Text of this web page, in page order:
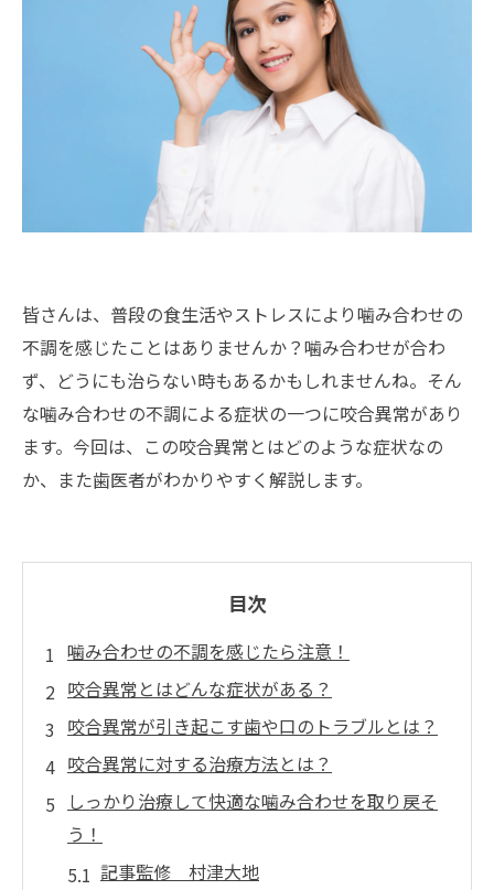
皆さんは、普段の食生活やストレスにより噛み合わせの
不調を感じたことはありませんか？噛み合わせが合わ
ず、どうにも治らない時もあるかもしれませんね。そん
な噛み合わせの不調による症状の一つに咬合異常があり
ます。今回は、この咬合異常とはどのような症状なの
か、また歯医者がわかりやすく解説します。
目次
噛み合わせの不調を感じたら注意！
咬合異常とはどんな症状がある？
咬合異常が引き起こす歯や口のトラブルとは？
咬合異常に対する治療方法とは？
しっかり治療して快適な噛み合わせを取り戻そ
う！
記事監修 村津大地